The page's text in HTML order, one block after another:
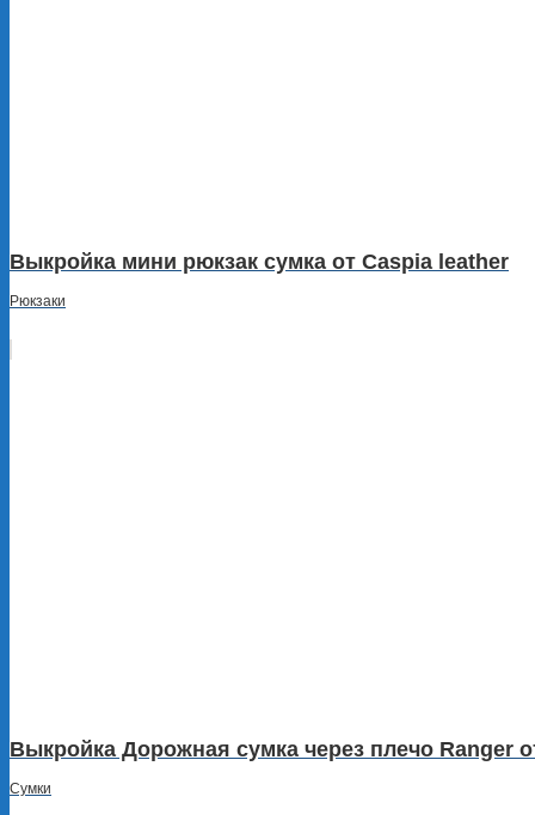
Выкройка мини рюкзак сумка от Caspia leather
Рюкзаки
Выкройка Дорожная сумка через плечо Ranger
Сумки